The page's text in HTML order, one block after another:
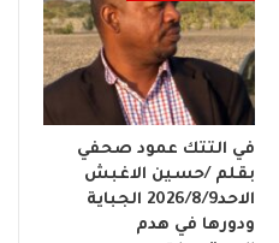
في التتك عمود صحفي
بقلم /حسين الاغبش
الاحد2026/8/9 الجباية
ودورها في هدم